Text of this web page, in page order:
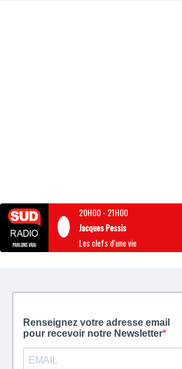
20H00- 21H00
Jacques Pessis
Les clefs d'une vie